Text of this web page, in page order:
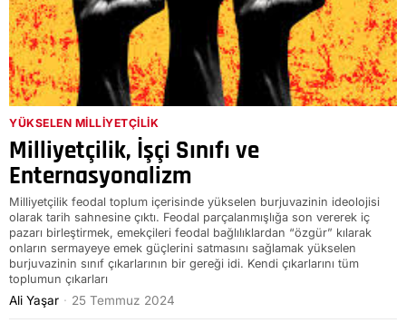
YÜKSELEN MILLIYETÇILIK
Milliyetçilik, İşçi Sınıfı ve
Enternasyonalizm
Milliyetçilik feodal toplum içerisinde yükselen burjuvazinin ideolojisi
olarak tarih sahnesine çıktı. Feodal parçalanmışlığa son vererek iç
pazarı birleştirmek, emekçileri feodal bağlılıklardan “özgür” kılarak
onların sermayeye emek güçlerini satmasını sağlamak yükselen
burjuvazinin sınıf çıkarlarının bir gereği idi. Kendi çıkarlarını tüm
toplumun çıkarları
Ali Yaşar 25 Temmuz 2024